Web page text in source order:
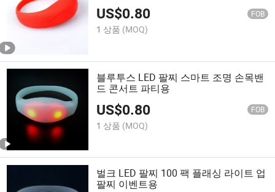
US$0.80 FOB
1 상품 (MOQ)
블루투스 LED 팔찌 스마트 조명 손목밴
드 콘서트 파티용
US$0.80 FOB
1 상품 (MOQ)
벌크 LED 팔찌 100 팩 플래싱 라이트 업
팔찌 이벤트용